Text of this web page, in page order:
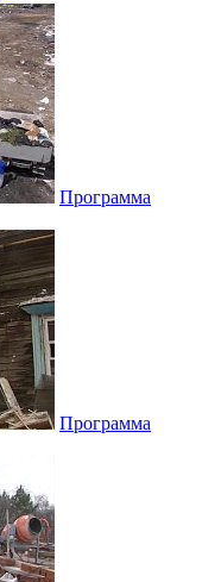
Программа
Программа